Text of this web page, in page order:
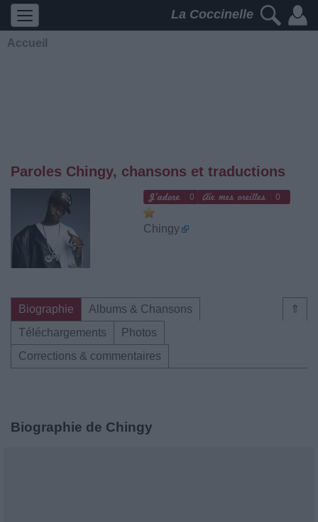
La Coccinelle
Accueil
Paroles Chingy, chansons et traductions
0 0
Chingy
⇑
Biographie
Albums & Chansons
Téléchargements
Photos
Corrections & commentaires
Biographie de Chingy